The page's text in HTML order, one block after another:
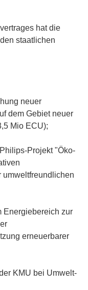
hat die
staatlichen
neuer
dem Gebiet neuer
Mio ECU);
Projekt "Öko-
umweltfreundlichen
Energiebereich zur
erneuerbarer
KMU bei Umwelt-